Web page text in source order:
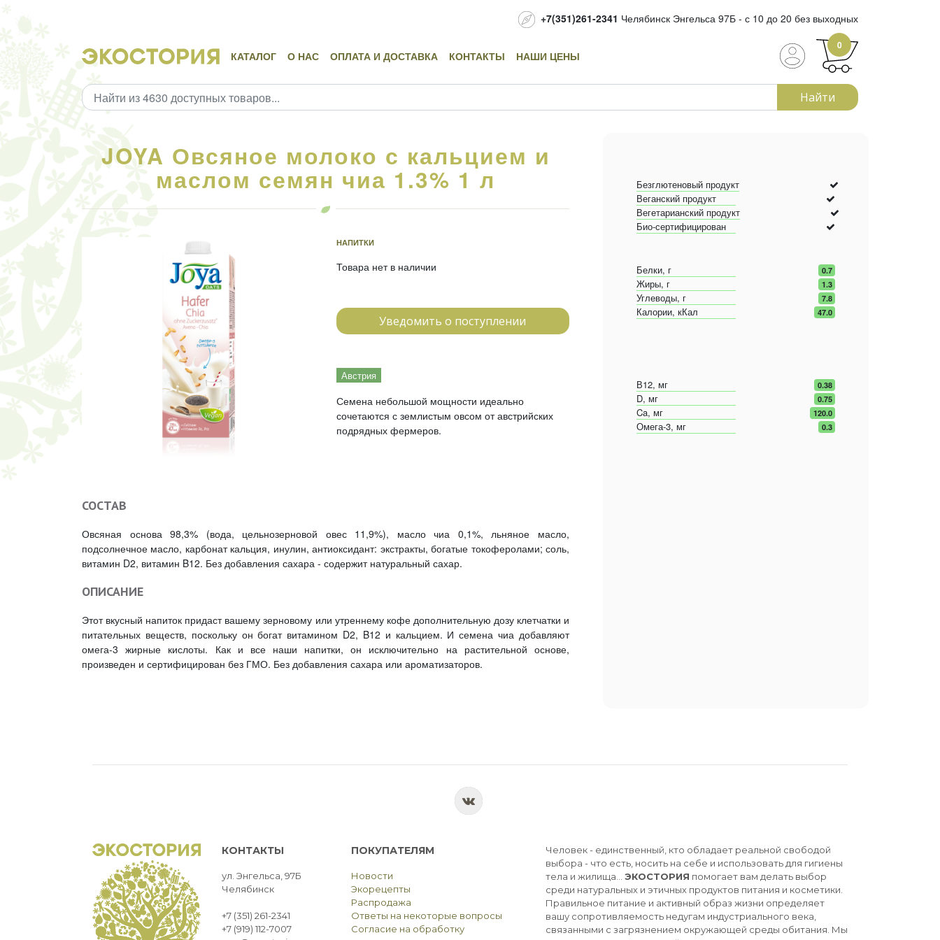
+7(351)261-2341 Челябинск Энгельса 97Б - с 10 до 20 без выходных
КАТАЛОГ О НАС ОПЛАТА И ДОСТАВКА КОНТАКТЫ НАШИ ЦЕНЫ
0
Найти
JOYA Овсяное молоко с кальцием и
маслом семян чиа 1.3% 1 л
НАПИТКИ
Товара нет в наличии
Уведомить о поступлении
Австрия
Семена небольшой мощности идеально
сочетаются с землистым овсом от австрийских
подрядных фермеров.
СОСТАВ
Овсяная основа 98,3% (вода, цельнозерновой овес 11,9%), масло чиа 0,1%, льняное масло,
подсолнечное масло, карбонат кальция, инулин, антиоксидант: экстракты, богатые токоферолами; соль,
витамин D2, витамин B12. Без добавления сахара - содержит натуральный сахар.
ОПИСАНИЕ
Этот вкусный напиток придаст вашему зерновому или утреннему кофе дополнительную дозу клетчатки и
питательных веществ, поскольку он богат витамином D2, B12 и кальцием. И семена чиа добавляют
омега-3 жирные кислоты. Как и все наши напитки, он исключительно на растительной основе,
произведен и сертифицирован без ГМО. Без добавления сахара или ароматизаторов.
Безглютеновый продукт
Веганский продукт
Вегетарианский продукт
Био-сертифицирован
Белки, г 0.7
Жиры, г 1.3
Углеводы, г 7.8
Калории, кКал 47.0
В12, мг 0.38
D, мг 0.75
Ca, мг 120.0
Омега-3, мг 0.3
КОНТАКТЫ
ул. Энгельса, 97Б
Челябинск
+7 (351) 261-2341
+7 (919) 112-7007
ПОКУПАТЕЛЯМ
Новости
Экорецепты
Распродажа
Ответы на некоторые вопросы
Согласие на обработку
Человек - единственный, кто обладает реальной свободой
выбора - что есть, носить на себе и использовать для гигиены
тела и жилища... ЭКОСТОРИЯ помогает вам делать выбор
среди натуральных и этичных продуктов питания и косметики.
Правильное питание и активный образ жизни определяет
вашу сопротивляемость недугам индустриального века,
связанными с загрязнением окружающей среды обитания. Мы